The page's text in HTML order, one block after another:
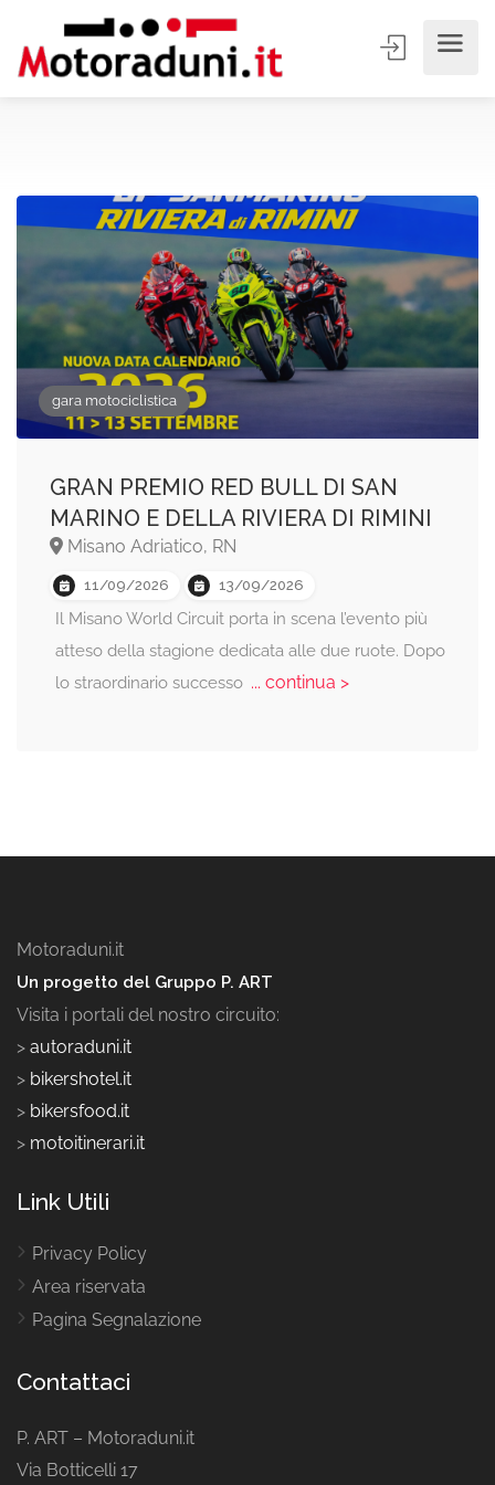
gara motociclistica
GRAN PREMIO RED BULL DI SAN
MARINO E DELLA RIVIERA DI RIMINI
Misano Adriatico, RN
11/09/2026 13/09/2026
Il Misano World Circuit porta in scena l’evento più
atteso della stagione dedicata alle due ruote. Dopo
lo straordinario successo... continua >
Motoraduni.it
Un progetto del Gruppo P. ART
Visita i portali del nostro circuito:
> autoraduni.it
> bikershotel.it
> bikersfood.it
> motoitinerari.it
Link Utili
Privacy Policy
Area riservata
Pagina Segnalazione
Contattaci
P. ART – Motoraduni.it
Via Botticelli 17